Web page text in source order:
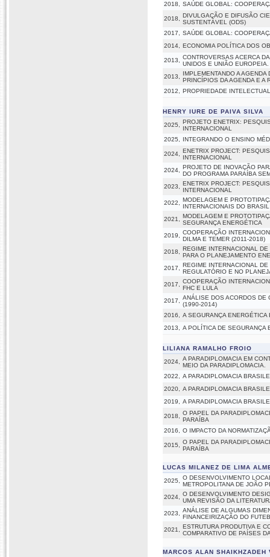
2018,
SAÚDE GLOBAL:
2018,
DIVULGAÇÃO E DIFUSÃO
SUSTENTÁVEL (ODS)
2017,
SAÚDE GLOBAL:
2014,
ECONOMIA POLÍTICA DOS
2013,
CONTROVERSAS ACERCA
UNIDOS E UNIÃO EUROPEIA.
2013,
IMPLEMENTANDO A
PRINCÍPIOS DA AGENDA E A
2012,
PROPRIEDADE
HENRY IURE DE PAIVA SILVA
2025,
PROJETO ENETRIX:
INTERNACIONAL
2025,
INTEGRANDO O ENSINO
2024,
ENETRIX PROJECT:
INTERNACIONAL
2024,
PROJETO DE INOVAÇÃO
DO PROGRAMA PARAÍBA
2023,
ENETRIX PROJECT:
INTERNACIONAL
2022,
MODELAGEM E
INTERNACIONAIS DO
2021,
MODELAGEM E
SEGURANÇA ENERGÉTICA
2019,
COOPERAÇÃO
DILMA E TEMER (2011-2018)
2018,
REGIME INTERNACIONAL
PARA O PLANEJAMENTO
2017,
REGIME INTERNACIONAL
REGULATÓRIO E NO
2017,
COOPERAÇÃO
FHC E LULA
2017,
ANÁLISE DOS ACORDOS DE
(1990-2014)
2016,
A SEGURANÇA
2013,
A POLÍTICA DE SEGURANÇA
LILIANA RAMALHO FROIO
2024,
A PARADIPLOMACIA EM
MEIO DA PARADIPLOMACIA.
2022,
A PARADIPLOMACIA
2020,
A PARADIPLOMACIA
2019,
A PARADIPLOMACIA
2018,
O PAPEL DA
PARAÍBA
2016,
O IMPACTO DA
2015,
O PAPEL DA
PARAÍBA
LUCAS MILANEZ DE LIMA
2025,
O DESENVOLVIMENTO
METROPOLITANA DE JOÃO
2024,
O DESENVOLVIMENTO
UMA REVISÃO DA
2023,
ANÁLISE DE ALGUMAS
FINANCEIRIZAÇÃO DO
2021,
ESTRUTURA PRODUTIVA E
COMPARATIVO DE PAÍSES
MARCOS ALAN SHAIKHZADEH